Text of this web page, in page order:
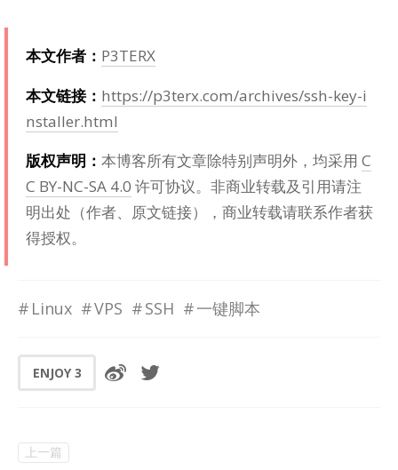
本文作者： P3TERX
本文链接： https://p3terx.com/archives/ssh-key-i
nstaller.html
版权声明： 本博客所有文章除特别声明外，均采用 C
C BY-NC-SA 4.0 许可协议。非商业转载及引用请注
明出处（作者、原文链接），商业转载请联系作者获
得授权。
Linux VPS SSH 一键脚本
ENJOY3